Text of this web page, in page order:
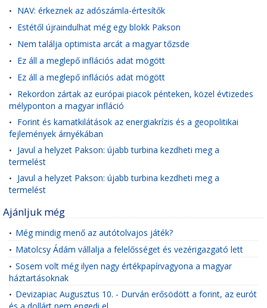
• NAV: érkeznek az adószámla-értesítők
• Estétől újraindulhat még egy blokk Pakson
• Nem találja optimista arcát a magyar tőzsde
• Ez áll a meglepő inflációs adat mögött
• Ez áll a meglepő inflációs adat mögött
• Rekordon zártak az európai piacok pénteken, közel évtizedes
mélyponton a magyar infláció
• Forint és kamatkilátások az energiakrízis és a geopolitikai
fejlemények árnyékában
• Javul a helyzet Pakson: újabb turbina kezdheti meg a
termelést
• Javul a helyzet Pakson: újabb turbina kezdheti meg a
termelést
Ajánljuk még
• Még mindig menő az autótolvajos játék?
• Matolcsy Ádám vállalja a felelősséget és vezérigazgató lett
• Sosem volt még ilyen nagy értékpapírvagyona a magyar
háztartásoknak
• Devizapiac Augusztus 10. - Durván erősödött a forint, az eurót
és a dollárt nem engedi el